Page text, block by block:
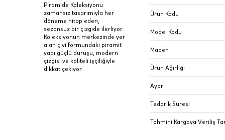
Stoklar çok
Taksit
Tek Çekim
2 Taksit
E-Posta Adresi
Piramide Koleksiyonu
zamansız tasarımıyla her
döneme hitap eden,
sezonsuz bir çizgide ilerliyor.
Koleksiyonun merkezinde yer
alan çivi formundaki piramit
yapı güçlü duruşu, modern
çizgisi ve kaliteli işçiliğiyle
dikkat çekiyor.
Ürün Kodu
Model Kodu
Maden
Ürün Ağırlığı
Ayar
Tedarik Süresi
Tahmini Kargoya Veriliş
Sipariş
İptal:
seçilen